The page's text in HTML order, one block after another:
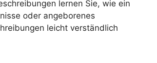
lernen Sie, wie ein
oder angeborenes
leicht verständlich